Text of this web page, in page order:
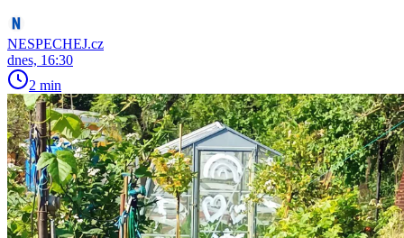
NESPECHEJ.cz
dnes, 16:30
2 min